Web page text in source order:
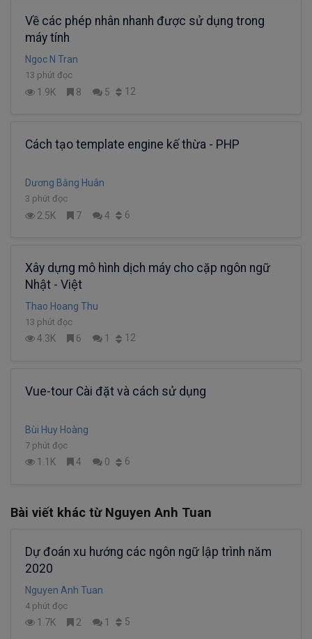
Về các phép nhân nhanh được sử dụng trong
máy tính
Ngoc N Tran
13 phút đọc
1.9K 8 5 12
Cách tạo template engine kế thừa - PHP
Dương Bằng Huân
3 phút đọc
2.5K 7 4 6
Xây dựng mô hình dịch máy cho cặp ngôn ngữ
Nhật - Việt
Thao Hoang Thu
13 phút đọc
4.3K 6 1 12
Vue-tour Cài đặt và cách sử dụng
Bùi Huy Hoàng
7 phút đọc
1.1K 4 0 6
Bài viết khác từ Nguyen Anh Tuan
Dự đoán xu hướng các ngôn ngữ lập trình năm
2020
Nguyen Anh Tuan
4 phút đọc
1.7K 2 1 5